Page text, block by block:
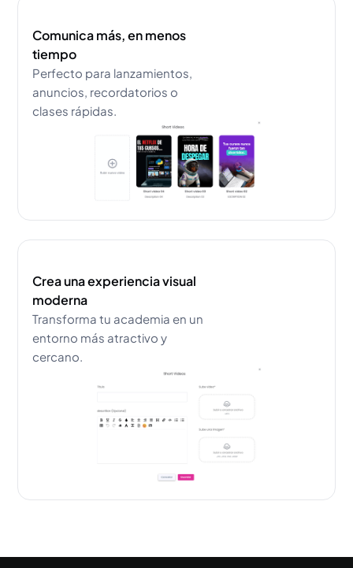
Comunica más, en menos
tiempo
Perfecto para lanzamientos,
anuncios, recordatorios o
clases rápidas.
Crea una experiencia visual
moderna
Transforma tu academia en un
entorno más atractivo y
cercano.